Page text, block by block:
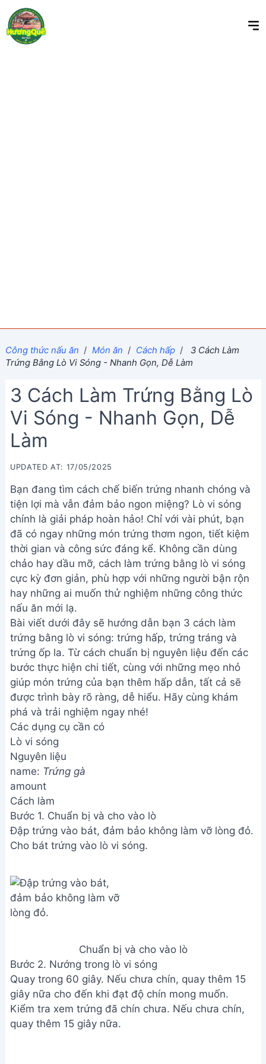
Công thức nấu ăn / Món ăn / Cách hấp /
3 Cách Làm
Trứng Bằng Lò Vi Sóng - Nhanh Gọn, Dễ Làm
3 Cách Làm Trứng Bằng Lò
Vi Sóng - Nhanh Gọn, Dễ
Làm
UPDATED AT: 17/05/2025
Bạn đang tìm cách chế biến trứng nhanh chóng và
tiện lợi mà vẫn đảm bảo ngon miệng? Lò vi sóng
chính là giải pháp hoàn hảo! Chỉ với vài phút, bạn
đã có ngay những món trứng thơm ngon, tiết kiệm
thời gian và công sức đáng kể. Không cần dùng
chảo hay dầu mỡ, cách làm trứng bằng lò vi sóng
cực kỳ đơn giản, phù hợp với những người bận rộn
hay những ai muốn thử nghiệm những công thức
nấu ăn mới lạ.
Bài viết dưới đây sẽ hướng dẫn bạn 3 cách làm
trứng bằng lò vi sóng: trứng hấp, trứng tráng và
trứng ốp la. Từ cách chuẩn bị nguyên liệu đến các
bước thực hiện chi tiết, cùng với những mẹo nhỏ
giúp món trứng của bạn thêm hấp dẫn, tất cả sẽ
được trình bày rõ ràng, dễ hiểu. Hãy cùng khám
phá và trải nghiệm ngay nhé!
Các dụng cụ cần có
Lò vi sóng
Nguyên liệu
name: Trứng gà
amount
Cách làm
Bước 1. Chuẩn bị và cho vào lò
Đập trứng vào bát, đảm bảo không làm vỡ lòng đỏ.
Cho bát trứng vào lò vi sóng.
Chuẩn bị và cho vào lò
Bước 2. Nướng trong lò vi sóng
giây nữa cho đến khi đạt độ chín mong muốn.
Kiểm tra xem trứng đã chín chưa. Nếu chưa chín,
quay thêm 15 giây nữa.